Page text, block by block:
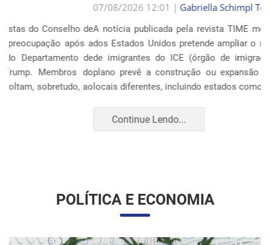
07/08/2026 12:01 |Gabriella Schimpl Tebar Anunciação
A notícia publicada pela revista TIME mostra que o governo
dos Estados Unidos pretende ampliar o sistema de detenção
de imigrantes do ICE (órgão de imigração e alfândega). O
plano prevê a construção ou expansão de unidades em 14
locais diferentes, incluindo estados como Texas, F...